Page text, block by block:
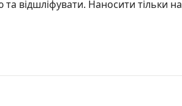
відшліфувати. Наносити тільки на